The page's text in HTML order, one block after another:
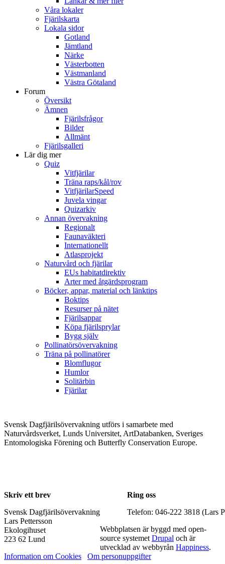
Våra lokaler
Fjärilskarta
Lokala sidor
Gotland
Jämtland
Närke
Västerbotten
Västmanland
Västra Götaland
Forum
Översikt
Ämnen
Fjärilsfrågor
Bilder
Allmänt
Fjärilsgalleri
Lär dig mer
Quiz
Vitfjärilar
Träna raps/kål/rov
VitfjärilarSpeed
Juvela vingar
Quizarkiv
Annan övervakning
Regionalt
Faunaväkteri
Internationellt
Atlasprojekt
Naturvård och fjärilar
EUs habitatdirektiv
Arter med åtgärdsprogram
Böcker, appar, material och länktips
Boktips
Resurser på nätet
Fjärilsappar
Köpa fjärilsprylar
Bygg själv
Pollinatörsövervakning
Träna på pollinatörer
Blomflugor
Humlor
Solitärbin
Fjärilar
Svensk Dagfjärilsövervakning utförs i samarbete med
Naturvårdsverket, Lunds Universitet, ArtDatabanken, Sveriges
Entomologiska Förening och Butterfly Conservation Europe.
Skriv ett brev
Svensk Dagfjärilsövervakning
Lars Pettersson
Ekologihuset
223 62 Lund
Ring oss
Telefon: 046-222 3818 (Lars
Webbplatsen är byggd med open-
source systemet Drupal och är
utvecklad av webbyrån Happiness.
Information om Cookies
Om personuppgifter